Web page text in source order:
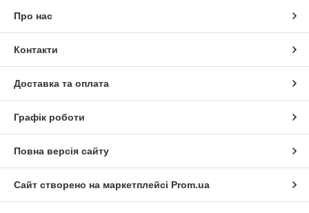
Про нас
Контакти
Доставка та оплата
Графік роботи
Повна версія сайту
Сайт створено на маркетплейсі Prom.ua